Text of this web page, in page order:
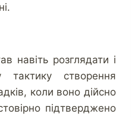
навіть розглядати і
тактику створення
коли воно дійсно
підтверджено